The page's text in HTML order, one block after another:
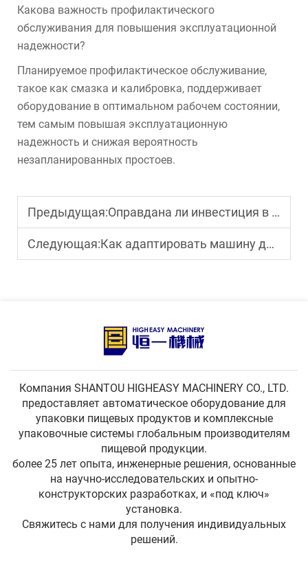
Какова важность профилактического
обслуживания для повышения эксплуатационной
надежности?
Планируемое профилактическое обслуживание,
такое как смазка и калибровка, поддерживает
оборудование в оптимальном рабочем состоянии,
тем самым повышая эксплуатационную
надежность и снижая вероятность
незапланированных простоев.
Предыдущая:Оправдана ли инвестиция в полностью автоматическую машину для наполнения и закрытия пакетов с носиком?
Следующая:Как адаптировать машину для фасовки и закупорки пакетов с заливным отверстием под специальные продукты?
Компания SHANTOU HIGHEASY MACHINERY CO., LTD.
предоставляет автоматическое оборудование для
упаковки пищевых продуктов и комплексные
упаковочные системы глобальным производителям
пищевой продукции.
более 25 лет опыта, инженерные решения, основанные
на научно-исследовательских и опытно-
конструкторских разработках, и «под ключ»
установка.
Свяжитесь с нами для получения индивидуальных
решений.